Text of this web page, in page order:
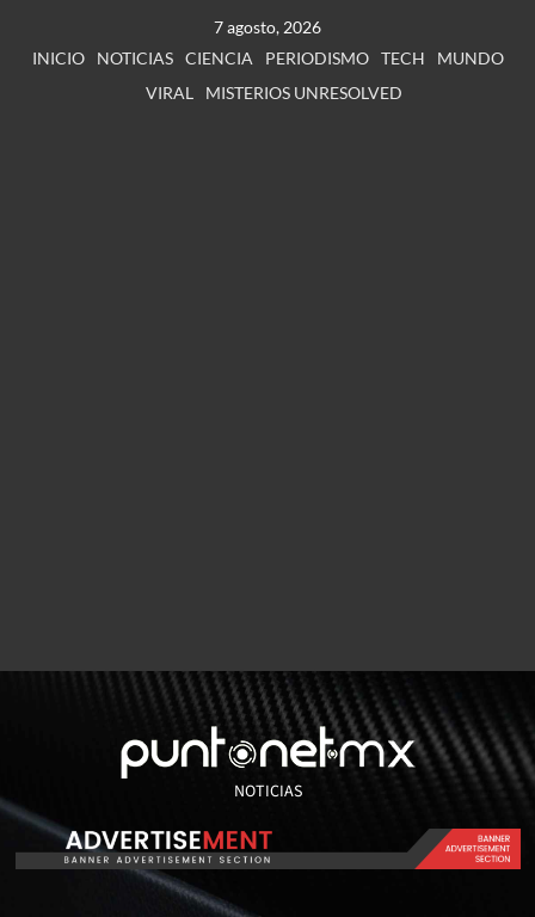
7 agosto, 2026
INICIO
NOTICIAS CIENCIA PERIODISMO TECH
MUNDO
VIRAL
MISTERIOS UNRESOLVED
NOTICIAS